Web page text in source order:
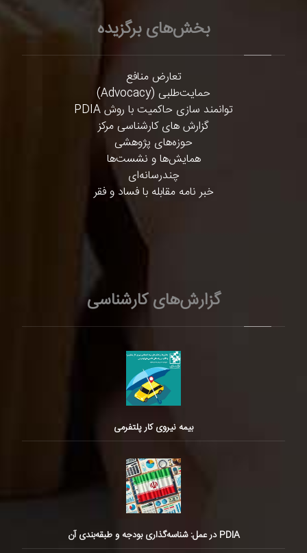
بخش‌های برگزیده
تعارض منافع
حمایت‌طلبی (Advocacy)
توانمند سازی حاکمیت با روش PDIA
گزارش های کارشناسی مرکز
حوزه‌های پژوهشی
همایش‌ها و نشست‌ها
چندرسانه‌ای
خبر نامه مقابله با فساد و فقر
گزارش‌های کارشناسی
بیمه نیروی کار پلتفرمی
PDIA در عمل: شناسه‌گذاری بودجه و طبقه‌بندی آن